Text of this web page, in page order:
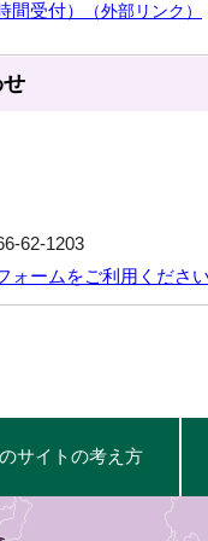
受付） （外部リンク）
62-1203
ォームをご利用くださ
サイトの考え方